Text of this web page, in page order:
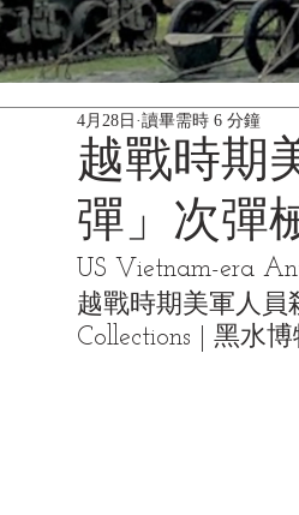
越戰時期
彈」次彈
4月28日 讀畢需時 6 分鐘
US Vietnam-era
越戰時期美軍人員
Collections | 黑水博